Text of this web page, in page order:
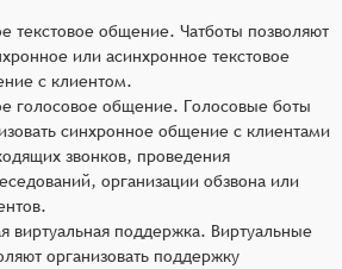
текстовое общение. Чатботы позволяют
или асинхронное текстовое
с клиентом.
голосовое общение. Голосовые боты
синхронное общение с клиентами
звонков, проведения
организации обзвона или
виртуальная поддержка. Виртуальные
организовать поддержку